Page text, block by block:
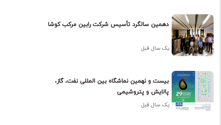
دهمین سالگرد تأسیس شرکت رابین مرکب کوشا
یک سال قبل
بیست و نهمین نماشگاه بین المللی نفت، گاز،
پالایش و پتروشیمی
یک سال قبل